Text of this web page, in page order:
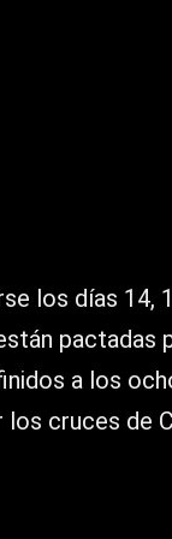
los días 14,
pactadas
a los
cruces de